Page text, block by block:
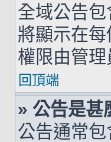
全域公告
將顯示在
權限由管理
回頂端
» 公告是甚
公告通常